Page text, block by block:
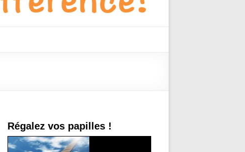
Régalez vos papilles !